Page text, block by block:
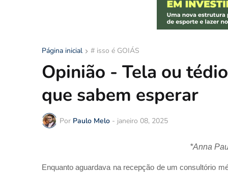
Página inicial # isso é GOIÁS
Opinião - Tela ou
que sabem esperar
Por Paulo Melo - janeiro 08, 2025
*Anna
Enquanto aguardava na recepção de um consultório